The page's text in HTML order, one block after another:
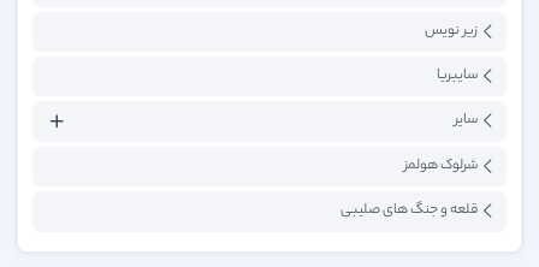
زیر نویس
سایبریا
سایر
شرلوک هولمز
قلعه و جنگ های صلیبی